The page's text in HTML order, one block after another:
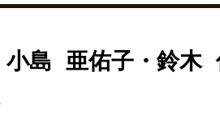
小島 亜佑子・鈴木